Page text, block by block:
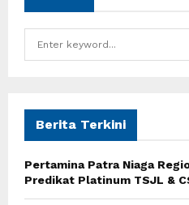
f
r
Berita Terkini
Pertamina Patra Niaga
Predikat Platinum TSJL &